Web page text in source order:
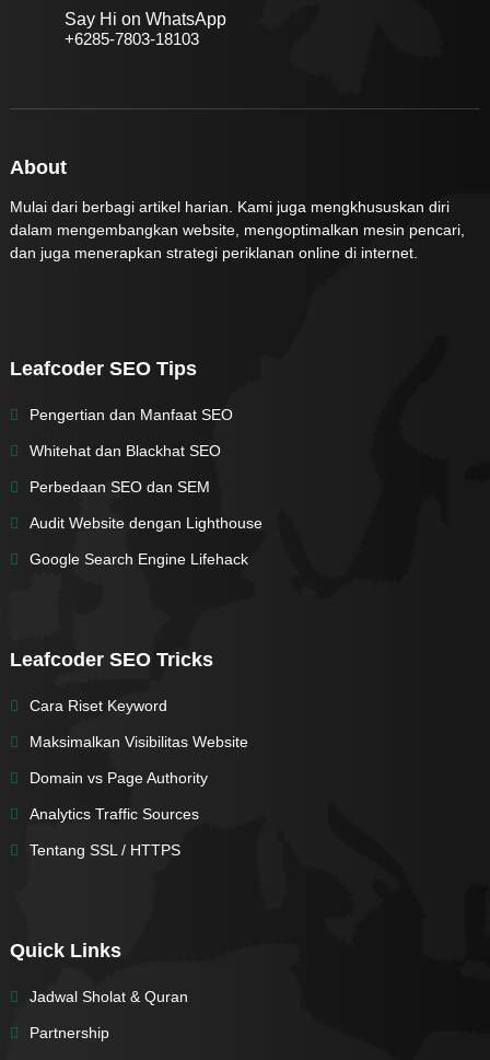
Say Hi on WhatsApp
+6285-7803-18103
About
Mulai dari berbagi artikel harian. Kami juga mengkhususkan diri
dalam mengembangkan website, mengoptimalkan mesin pencari,
dan juga menerapkan strategi periklanan online di internet.
Leafcoder SEO Tips
Pengertian dan Manfaat SEO
Whitehat dan Blackhat SEO
Perbedaan SEO dan SEM
Audit Website dengan Lighthouse
Google Search Engine Lifehack
Leafcoder SEO Tricks
Cara Riset Keyword
Maksimalkan Visibilitas Website
Domain vs Page Authority
Analytics Traffic Sources
Tentang SSL / HTTPS
Quick Links
Jadwal Sholat & Quran
Partnership